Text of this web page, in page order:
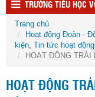
TRƯỜNG TIỂU HỌC
Trang chủ
Hoạt động Đoàn -
kiện Tin tức hoạt động
HOẠT ĐỘNG TRẢI
HOẠT ĐỘNG